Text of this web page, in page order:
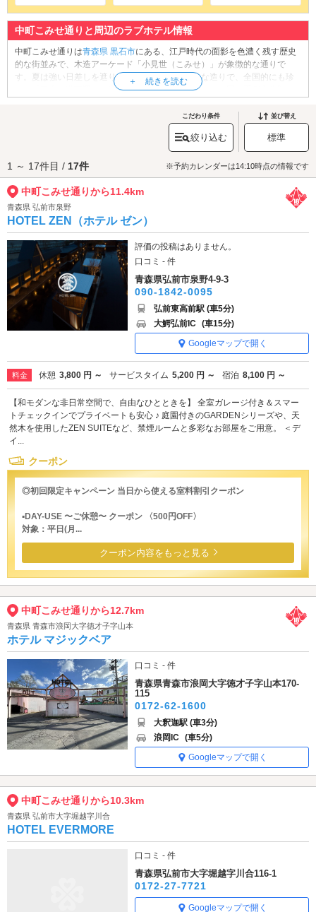
中町こみせ通りと周辺のラブホテル情報
中町こみせ通りは青森県 黒石市にある、江戸時代の面影を色濃く残す歴史
的な街並みで、木造アーケード「小見世（こみせ）」が象徴的な通りで
す。夏は強い日差しを遮り、冬は雪を防ぐ機能的な造りで、全国的にも珍
しく「日本の道百選」に選ばれています。通り沿いには国の重要文化財に
菓子店などが並び、趣のある風景が続きます。黒石名物「干梅」はお土産
にも人気で、素朴な甘酸っぱさが旅の思い出にぴったり。津軽三味線の生
演奏が楽しめる「津軽こみせ駅」では、地域の文化や伝統にも触れられま
す。歴史と風情を感じながら、恋人とゆったり散策できるこの通りは、心
落ち着く大人のデートスポットとしておすすめです。
中町こみせ通りへは、黒石・田舎館エリアのラブホテルからもアクセスが
便利です。
こだわり条件
絞り込む
並び替え
標準
1 ～ 17件目 / 17件 ※予約カレンダーは14:10時点の情報です
中町こみせ通りから11.4km
青森県 弘前市泉野
HOTEL ZEN（ホテル ゼン）
評価の投稿はありません。
口コミ - 件
青森県弘前市泉野4-9-3
090-1842-0095
弘前東高前駅 (車5分)
大鰐弘前IC (車15分)
Googleマップで開く
料金 休憩 3,800 円 ～ サービスタイム 5,200 円 ～ 宿泊 8,100 円 ～
【和モダンな非日常空間で、自由なひとときを】 全室ガレージ付き＆スマー
トチェックインでプライベートも安心 ♪ 庭園付きのGARDENシリーズや、天
然木を使用したZEN SUITEなど、禁煙ルームと多彩なお部屋をご用意。 ＜デ
イ...
クーポン
◎初回限定キャンペーン 当日から使える室料割引クーポン
▪️DAY-USE 〜ご休憩〜 クーポン 〈500円OFF〉
対象：平日(月...
クーポン内容をもっと見る
中町こみせ通りから12.7km
青森県 青森市浪岡大字徳才子字山本
ホテル マジックベア
口コミ - 件
青森県青森市浪岡大字徳才子字山本170-
115
0172-62-1600
大釈迦駅 (車3分)
浪岡IC (車5分)
Googleマップで開く
中町こみせ通りから10.3km
青森県 弘前市大字堀越字川合
HOTEL EVERMORE
口コミ - 件
青森県弘前市大字堀越字川合116-1
0172-27-7721
Googleマップで開く